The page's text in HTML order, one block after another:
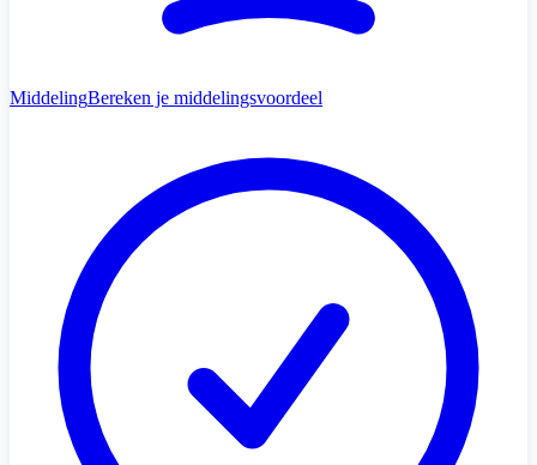
MiddelingBereken je middelingsvoordeel